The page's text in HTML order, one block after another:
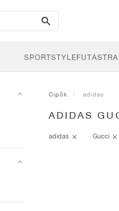
search-
btn
SPORTSTYLEFUTÁS
Cipők adidas
ADIDAS
adidas Gucci